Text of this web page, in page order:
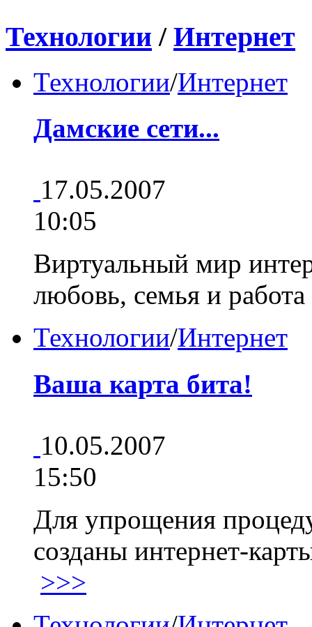
Технологии / Интернет
Технологии/Интернет
Дамские сети...
17.05.2007
10:05
Виртуальный мир
любовь, семья и
Технологии/Интернет
Ваша карта бита!
10.05.2007
15:50
Для упрощения
созданы интернет-
>>>